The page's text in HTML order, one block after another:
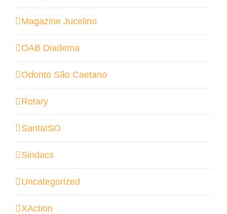
Magazine Jucelino
OAB Diadema
Odonto São Caetano
Rotary
SantaISO
Sindacs
Uncategorized
XAction